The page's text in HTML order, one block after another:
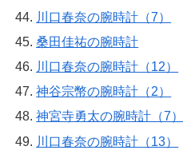
川口春奈の腕時計（7）
桑田佳祐の腕時計
川口春奈の腕時計（12）
神谷宗幣の腕時計（2）
神宮寺勇太の腕時計（7）
川口春奈の腕時計（13）